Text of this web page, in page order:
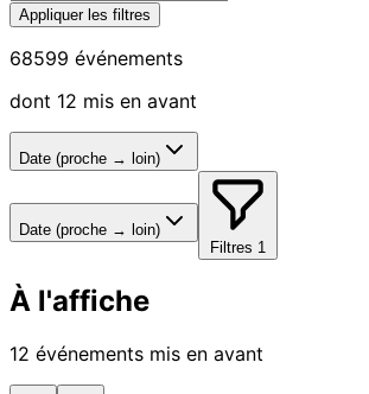
Appliquer les filtres
68599 événements
dont 12 mis en avant
Date (proche → loin)
Date (proche → loin)
Filtres 1
À l'affiche
12 événements mis en avant